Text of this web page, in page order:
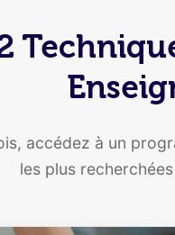
accédez à un
les plus